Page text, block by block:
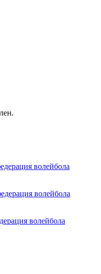
волейбола
волейбола
волейбола